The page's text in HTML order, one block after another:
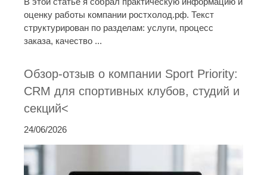
оценку работы компании ростхолод.рф. Текст
структурирован по разделам: услуги, процесс
заказа, качество ...
Обзор-отзыв о компании Sport Priority:
CRM для спортивных клубов, студий и
секций<
24/06/2026